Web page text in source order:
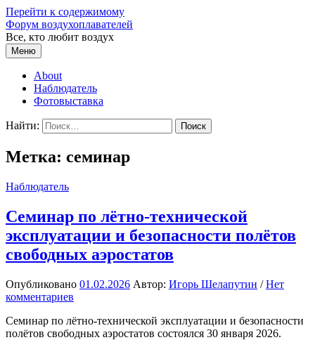
Перейти к содержимому
Форум воздухоплавателей
Все, кто любит воздух
Меню
About
Наблюдатель
Фотовыставка
Найти:
Метка: семинар
Наблюдатель
Семинар по лётно-технической
эксплуатации и безопасности полётов
свободных аэростатов
Опубликовано 01.02.2026 Автор: Игорь Шелапутин /Нет
комментариев
Семинар по лётно-технической эксплуатации и безопасности
полётов свободных аэростатов состоялся 30 января 2026.